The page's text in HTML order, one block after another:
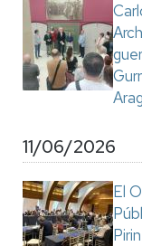
11/06/2026
El